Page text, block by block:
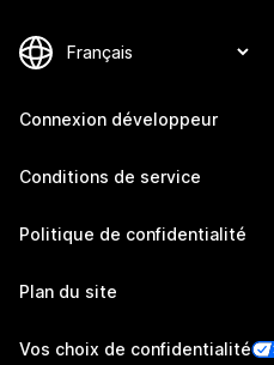
Connexion développeur
Conditions de service
Politique de confidentialité
Plan du site
Vos choix de confidentialité